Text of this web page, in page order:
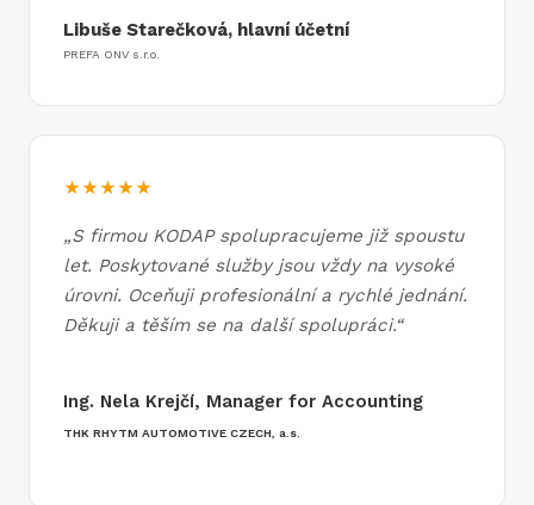
Libuše Starečková, hlavní účetní
PREFA ONV s.r.o.
★★★★★
„S firmou KODAP spolupracujeme již spoustu
let. Poskytované služby jsou vždy na vysoké
úrovni. Oceňuji profesionální a rychlé jednání.
Děkuji a těším se na další spolupráci.“
Ing. Nela Krejčí, Manager for Accounting
THK RHYTM AUTOMOTIVE CZECH, a.s.